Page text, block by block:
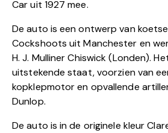
Car uit 1927 mee.
De auto is een ontwerp van
Cockshoots uit Manchester en
H. J. Mulliner Chiswick (Londen).
uitstekende staat, voorzien van
kopklepmotor en opvallende
Dunlop.
De auto is in de originele kleur